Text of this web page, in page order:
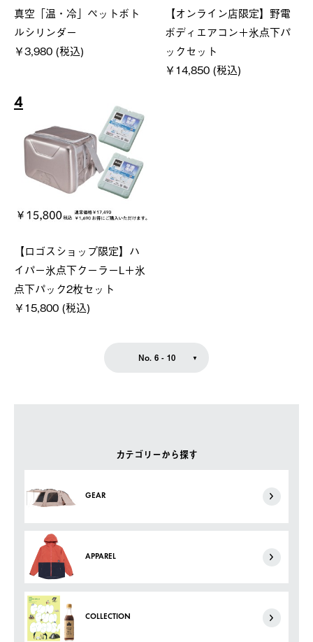
カテゴリーから探す
GEAR
APPAREL
COLLECTION
真空「温・冷」ペットボト
ルシリンダー
￥3,980 (税込)
【オンライン店限定】野電
ボディエアコン＋氷点下パ
ックセット
￥14,850 (税込)
4
【ロゴスショップ限定】ハ
イパー氷点下クーラーL＋氷
点下パック2枚セット
￥15,800 (税込)
No. 6 - 10